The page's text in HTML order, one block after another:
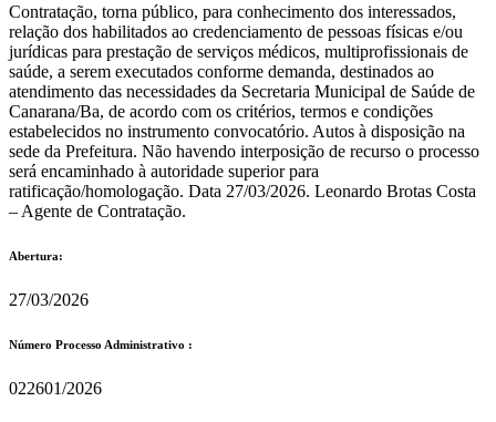
Contratação, torna público, para conhecimento dos interessados,
relação dos habilitados ao credenciamento de pessoas físicas e/ou
jurídicas para prestação de serviços médicos, multiprofissionais de
saúde, a serem executados conforme demanda, destinados ao
atendimento das necessidades da Secretaria Municipal de Saúde de
Canarana/Ba, de acordo com os critérios, termos e condições
estabelecidos no instrumento convocatório. Autos à disposição na
sede da Prefeitura. Não havendo interposição de recurso o processo
será encaminhado à autoridade superior para
ratificação/homologação. Data 27/03/2026. Leonardo Brotas Costa
– Agente de Contratação.
Abertura:
27/03/2026
Número Processo Administrativo :
022601/2026